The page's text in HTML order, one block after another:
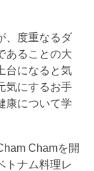
、度重なるダ
あることの大
台になると気
気にするお手
康について学
Chamを開
トナム料理レ